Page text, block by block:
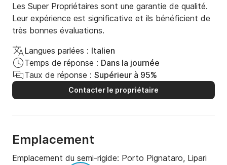
Les Super Propriétaires sont une garantie de qualité.
Leur expérience est significative et ils bénéficient de
très bonnes évaluations.
Langues parlées : Italien
Temps de réponse : Dans la journée
Taux de réponse : Supérieur à 95%
Contacter le propriétaire
Emplacement
Emplacement du semi-rigide: Porto Pignataro, Lipari